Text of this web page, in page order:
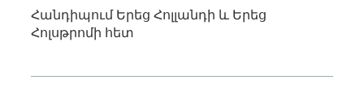
Հանդիպում Երեց Հոլլանդի և Երեց
Հոլսթրոմի հետ